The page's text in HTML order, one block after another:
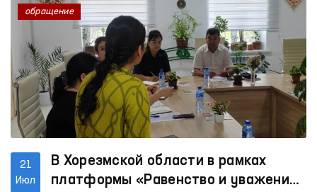
21
Июл
В Хорезмской области в рамках
платформы «Равенство и уважение»
обращение